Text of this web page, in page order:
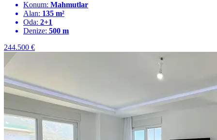
Konum: Mahmutlar
Alan: 135 m²
Oda: 2+1
Denize: 500 m
244.500 €